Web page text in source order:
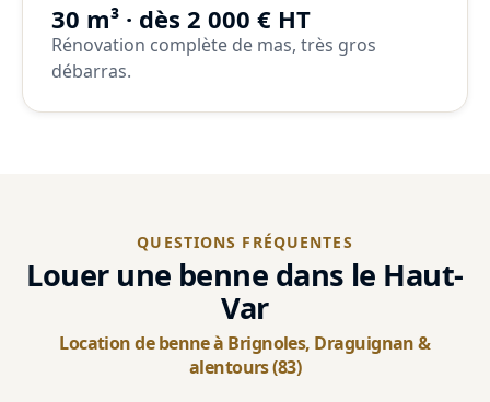
30 m³ · dès 2 000 € HT
Rénovation complète de mas, très gros
débarras.
QUESTIONS FRÉQUENTES
Louer une benne dans le Haut-
Var
Location de benne à Brignoles, Draguignan &
alentours (83)